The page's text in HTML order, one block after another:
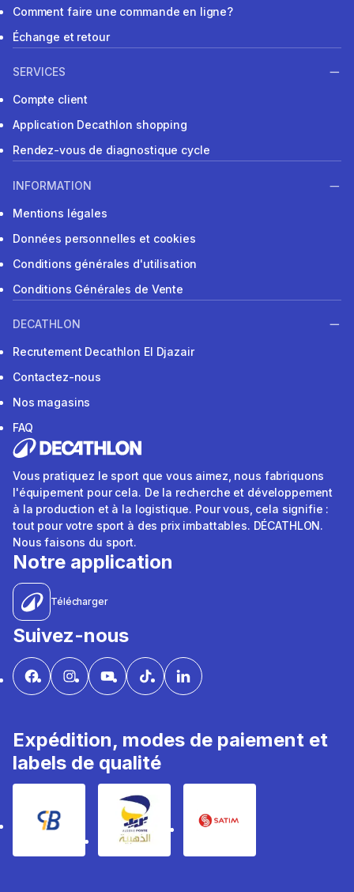
Comment faire une commande en ligne?
Échange et retour
SERVICES
Compte client
Application Decathlon shopping
Rendez-vous de diagnostique cycle
INFORMATION
Mentions légales
Données personnelles et cookies
Conditions générales d'utilisation
Conditions Générales de Vente
DECATHLON
Recrutement Decathlon El Djazair
Contactez-nous
Nos magasins
FAQ
Vous pratiquez le sport que vous aimez, nous fabriquons
l'équipement pour cela. De la recherche et développement
à la production et à la logistique. Pour vous, cela signifie :
tout pour votre sport à des prix imbattables. DÉCATHLON.
Nous faisons du sport.
Notre application
Télécharger
Suivez-nous
Expédition, modes de paiement et
labels de qualité